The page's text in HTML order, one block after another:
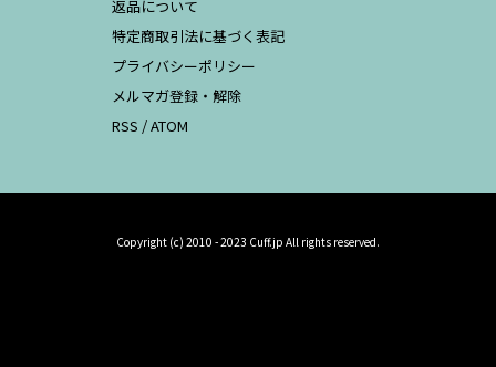
返品について
特定商取引法に基づく表記
プライバシーポリシー
メルマガ登録・解除
RSS /ATOM
Copyright (c) 2010 - 2023 Cuff.jp All rights reserved.